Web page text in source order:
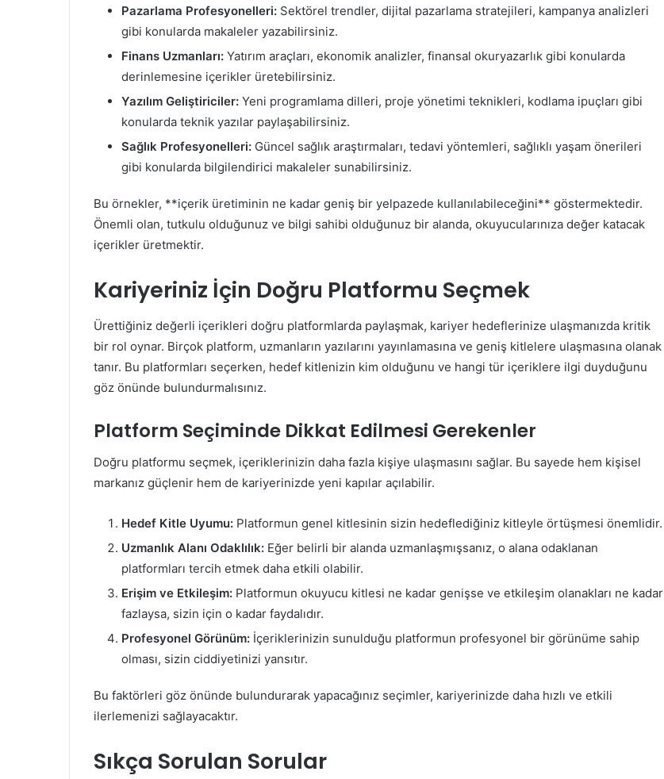
Pazarlama Profesyonelleri: Sektörel trendler, dijital pazarlama stratejileri, kampanya analizleri
gibi konularda makaleler yazabilirsiniz.
Finans Uzmanları: Yatırım araçları, ekonomik analizler, finansal okuryazarlık gibi konularda
derinlemesine içerikler üretebilirsiniz.
Yazılım Geliştiriciler: Yeni programlama dilleri, proje yönetimi teknikleri, kodlama ipuçları gibi
konularda teknik yazılar paylaşabilirsiniz.
Sağlık Profesyonelleri: Güncel sağlık araştırmaları, tedavi yöntemleri, sağlıklı yaşam önerileri
gibi konularda bilgilendirici makaleler sunabilirsiniz.
Bu örnekler, **içerik üretiminin ne kadar geniş bir yelpazede kullanılabileceğini** göstermektedir.
Önemli olan, tutkulu olduğunuz ve bilgi sahibi olduğunuz bir alanda, okuyucularınıza değer katacak
içerikler üretmektir.
Kariyeriniz İçin Doğru Platformu Seçmek
Ürettiğiniz değerli içerikleri doğru platformlarda paylaşmak, kariyer hedeflerinize ulaşmanızda kritik
bir rol oynar. Birçok platform, uzmanların yazılarını yayınlamasına ve geniş kitlelere ulaşmasına olanak
tanır. Bu platformları seçerken, hedef kitlenizin kim olduğunu ve hangi tür içeriklere ilgi duyduğunu
göz önünde bulundurmalısınız.
Platform Seçiminde Dikkat Edilmesi Gerekenler
Doğru platformu seçmek, içeriklerinizin daha fazla kişiye ulaşmasını sağlar. Bu sayede hem kişisel
markanız güçlenir hem de kariyerinizde yeni kapılar açılabilir.
Hedef Kitle Uyumu: Platformun genel kitlesinin sizin hedeflediğiniz kitleyle örtüşmesi önemlidir.
Uzmanlık Alanı Odaklılık: Eğer belirli bir alanda uzmanlaşmışsanız, o alana odaklanan
platformları tercih etmek daha etkili olabilir.
Erişim ve Etkileşim: Platformun okuyucu kitlesi ne kadar genişse ve etkileşim olanakları ne kadar
fazlaysa, sizin için o kadar faydalıdır.
Profesyonel Görünüm: İçeriklerinizin sunulduğu platformun profesyonel bir görünüme sahip
olması, sizin ciddiyetinizi yansıtır.
Bu faktörleri göz önünde bulundurarak yapacağınız seçimler, kariyerinizde daha hızlı ve etkili
ilerlemenizi sağlayacaktır.
Sıkça Sorulan Sorular